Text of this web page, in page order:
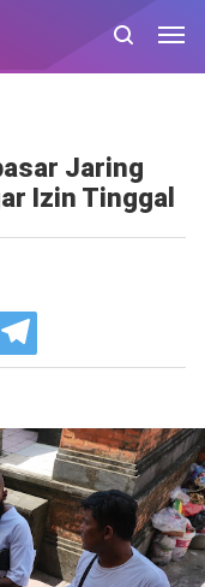
Jaring
Izin Tinggal